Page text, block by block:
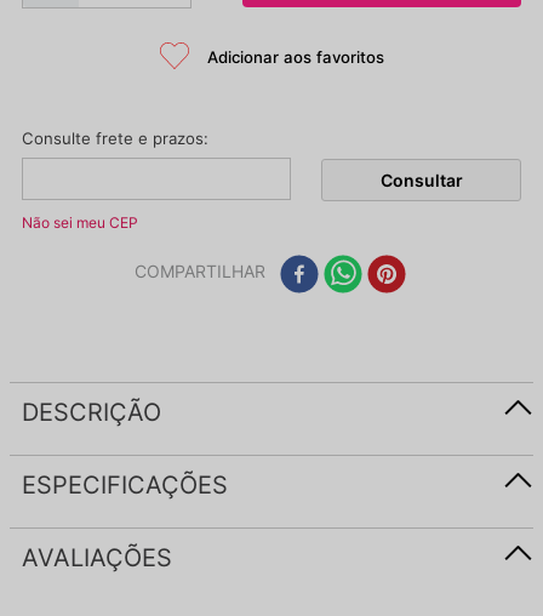
Não sei meu CEP
COMPARTILHAR
DESCRIÇÃO
ESPECIFICAÇÕES
AVALIAÇÕES